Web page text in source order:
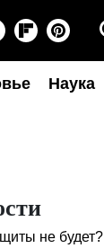
Наука
не будет?